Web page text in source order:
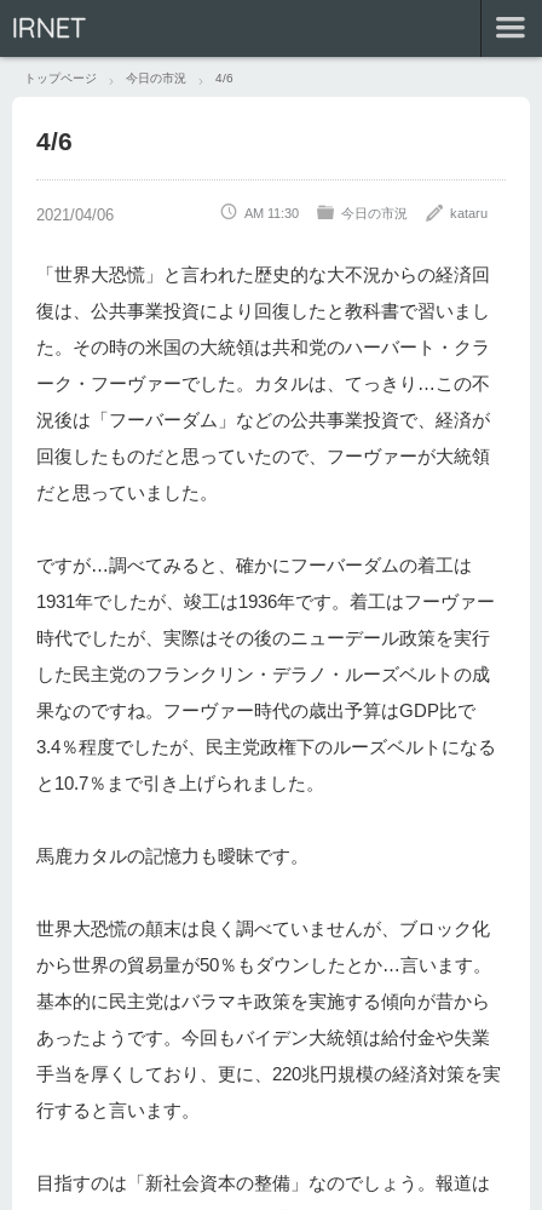
IRNET
トップページ 今日の市況 4/6
4/6
AM 11:30 今日の市況 kataru
「世界大恐慌」と言われた歴史的な大不況からの経済回
復は、公共事業投資により回復したと教科書で習いまし
た。その時の米国の大統領は共和党のハーバート・クラ
ーク・フーヴァーでした。カタルは、てっきり…この不
況後は「フーバーダム」などの公共事業投資で、経済が
回復したものだと思っていたので、フーヴァーが大統領
だと思っていました。
ですが…調べてみると、確かにフーバーダムの着工は
1931年でしたが、竣工は1936年です。着工はフーヴァー
時代でしたが、実際はその後のニューデール政策を実行
した民主党のフランクリン・デラノ・ルーズベルトの成
果なのですね。フーヴァー時代の歳出予算はGDP比で
3.4％程度でしたが、民主党政権下のルーズベルトになる
と10.7％まで引き上げられました。
馬鹿カタルの記憶力も曖昧です。
世界大恐慌の顛末は良く調べていませんが、ブロック化
から世界の貿易量が50％もダウンしたとか…言います。
基本的に民主党はバラマキ政策を実施する傾向が昔から
あったようです。今回もバイデン大統領は給付金や失業
手当を厚くしており、更に、220兆円規模の経済対策を実
行すると言います。
目指すのは「新社会資本の整備」なのでしょう。報道は